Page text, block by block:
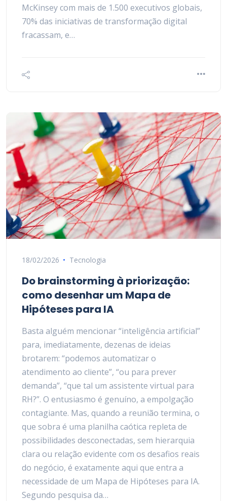
McKinsey com mais de 1.500 executivos globais,
70% das iniciativas de transformação digital
fracassam, e…
18/02/2026 Tecnologia
Do brainstorming à priorização:
como desenhar um Mapa de
Hipóteses para IA
Basta alguém mencionar “inteligência artificial”
para, imediatamente, dezenas de ideias
brotarem: “podemos automatizar o
atendimento ao cliente”, “ou para prever
demanda”, “que tal um assistente virtual para
RH?”. O entusiasmo é genuíno, a empolgação
contagiante. Mas, quando a reunião termina, o
que sobra é uma planilha caótica repleta de
possibilidades desconectadas, sem hierarquia
clara ou relação evidente com os desafios reais
do negócio, é exatamente aqui que entra a
necessidade de um Mapa de Hipóteses para IA.
Segundo pesquisa da…